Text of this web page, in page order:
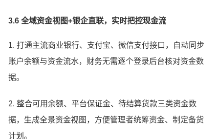
3.6 全域资金视图+银企直联，实时把控现金流
1. 打通主流商业银行、支付宝、微信支付接口，自动同步
账户余额与资金流水，财务无需逐个登录后台核对资金数
据。
2. 整合可用余额、平台保证金、待结算货款三类资金数
据，生成全景资金视图，方便管理者统筹资金、制定备货
计划。